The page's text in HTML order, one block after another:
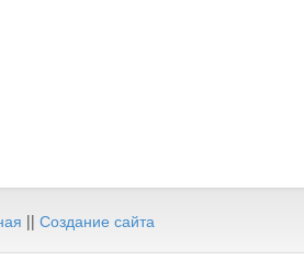
|| Создание сайта